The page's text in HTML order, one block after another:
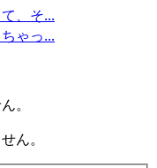
、そ...
ゃっ...
。
ん。